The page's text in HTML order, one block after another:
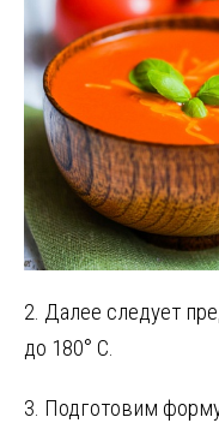
2. Далее следует
до 180° С.
3. Подготовим